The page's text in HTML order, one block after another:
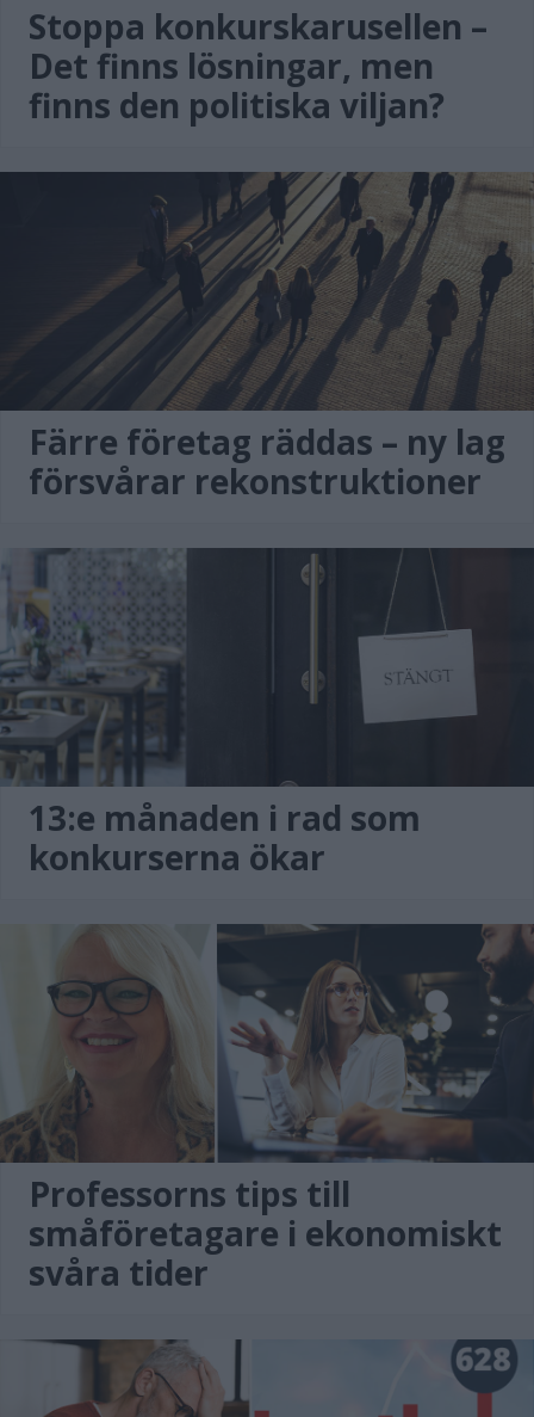
Stoppa konkurskarusellen –
Det finns lösningar, men
finns den politiska viljan?
Färre företag räddas – ny lag
försvårar rekonstruktioner
13:e månaden i rad som
konkurserna ökar
Professorns tips till
småföretagare i ekonomiskt
svåra tider